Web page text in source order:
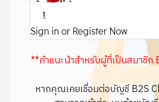
Sign in or Register Now
**คำแนะนำสำหรับผู้ที่เป็นสมาชิก
หากคุณเคยเชื่อมต่อบัญชี B2S